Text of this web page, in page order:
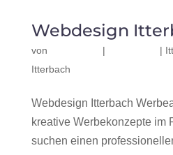
Webdesign
von | |
Itterbach
Webdesign Itterbach
kreative Werbekonzepte im
suchen einen